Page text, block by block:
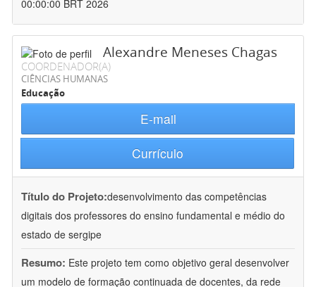
00:00:00 BRT 2026
Alexandre Meneses Chagas
COORDENADOR(A)
CIÊNCIAS HUMANAS
Educação
E-mail
Currículo
Título do Projeto:desenvolvimento das competências
digitais dos professores do ensino fundamental e médio do
estado de sergipe
Resumo: Este projeto tem como objetivo geral desenvolver
um modelo de formação continuada de docentes, da rede